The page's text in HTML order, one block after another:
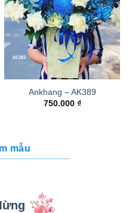
Ankhang – AK389
750.000 ₫
mẫu